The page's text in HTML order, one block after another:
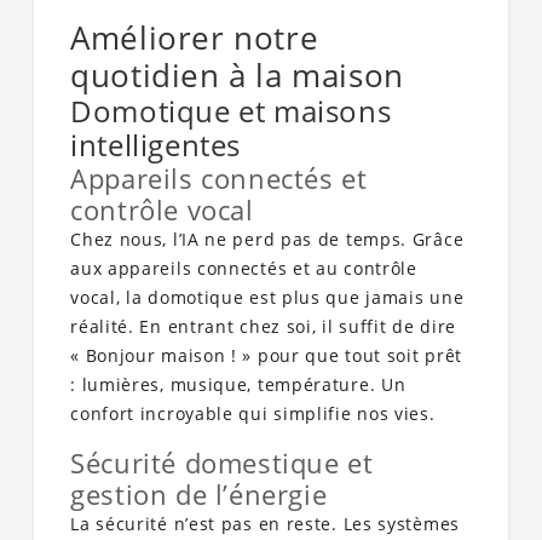
Améliorer notre
quotidien à la maison
Domotique et maisons
intelligentes
Appareils connectés et
contrôle vocal
Chez nous, l’IA ne perd pas de temps. Grâce
aux appareils connectés et au contrôle
vocal, la domotique est plus que jamais une
réalité. En entrant chez soi, il suffit de dire
« Bonjour maison ! » pour que tout soit prêt
: lumières, musique, température. Un
confort incroyable qui simplifie nos vies.
Sécurité domestique et
gestion de l’énergie
La sécurité n’est pas en reste. Les systèmes